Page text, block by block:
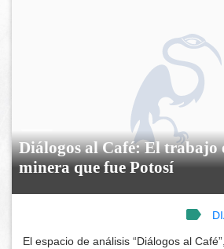
Diálogos al Café: El trabajo
minera que fue Potosí
El espacio de análisis “Diálogos al